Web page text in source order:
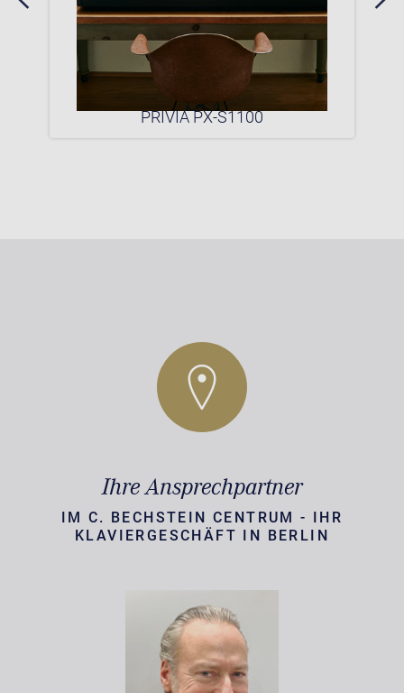
PRIVIA PX-S1100
Ihre Ansprechpartner
IM C. BECHSTEIN CENTRUM - IHR
KLAVIERGESCHÄFT IN BERLIN